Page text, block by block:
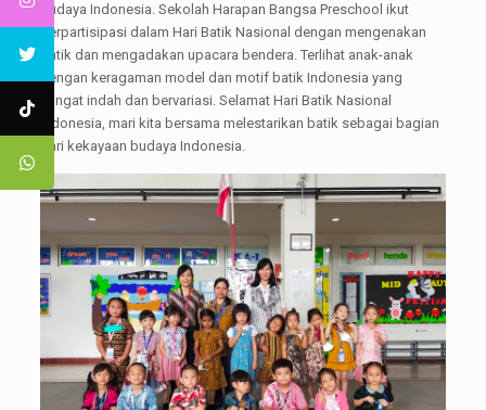
budaya Indonesia. Sekolah Harapan Bangsa Preschool ikut
berpartisipasi dalam Hari Batik Nasional dengan mengenakan
batik dan mengadakan upacara bendera. Terlihat anak-anak
dengan keragaman model dan motif batik Indonesia yang
sangat indah dan bervariasi. Selamat Hari Batik Nasional
Indonesia, mari kita bersama melestarikan batik sebagai bagian
dari kekayaan budaya Indonesia.